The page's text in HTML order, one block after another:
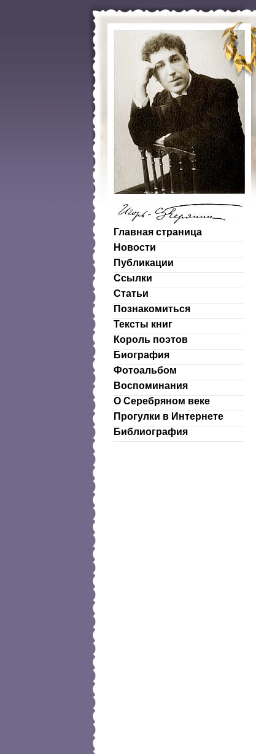
Главная страница
Новости
Публикации
Ссылки
Статьи
Познакомиться
Тексты книг
Король поэтов
Биография
Фотоальбом
Воспоминания
О Серебряном веке
Прогулки в Интернете
Библиография